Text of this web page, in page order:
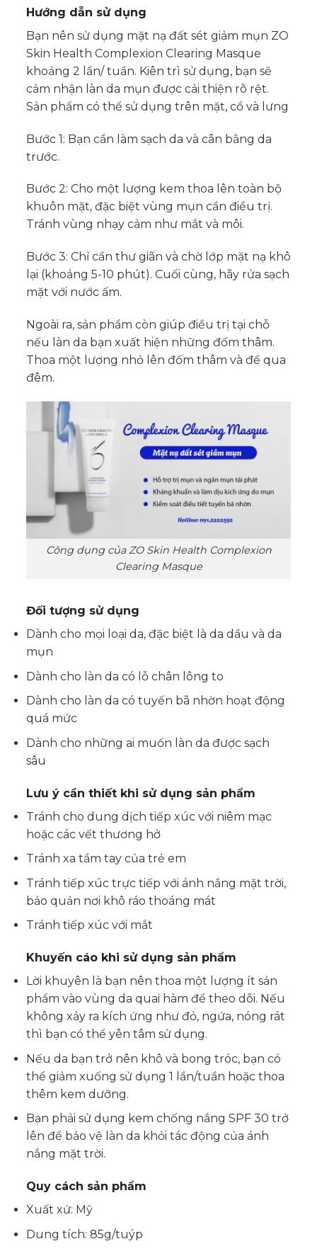
Hướng dẫn sử dụng
Bạn nên sử dụng mặt nạ đất sét giảm mụn ZO
Skin Health Complexion Clearing Masque
khoảng 2 lần/ tuần. Kiên trì sử dụng, bạn sẽ
cảm nhận làn da mụn được cải thiện rõ rệt.
Sản phẩm có thể sử dụng trên mặt, cổ và lưng
Bước 1: Bạn cần làm sạch da và cân bằng da
trước.
Bước 2: Cho một lượng kem thoa lên toàn bộ
khuôn mặt, đặc biệt vùng mụn cần điều trị.
Tránh vùng nhạy cảm như mắt và môi.
Bước 3: Chỉ cần thư giãn và chờ lớp mặt nạ khô
lại (khoảng 5-10 phút). Cuối cùng, hãy rửa sạch
mặt với nước ấm.
Ngoài ra, sản phẩm còn giúp điều trị tại chỗ
nếu làn da bạn xuất hiện những đốm thâm.
Thoa một lượng nhỏ lên đốm thâm và để qua
đêm.
Công dụng của ZO Skin Health Complexion
Clearing Masque
Đối tượng sử dụng
Dành cho mọi loại da, đặc biệt là da dầu và da
mụn
Dành cho làn da có lỗ chân lông to
Dành cho làn da có tuyến bã nhờn hoạt động
quá mức
Dành cho những ai muốn làn da được sạch
sâu
Lưu ý cần thiết khi sử dụng sản phẩm
Tránh cho dung dịch tiếp xúc với niêm mạc
hoặc các vết thương hở
Tránh xa tầm tay của trẻ em
Tránh tiếp xúc trực tiếp với ánh nắng mặt trời,
bảo quản nơi khô ráo thoáng mát
Tránh tiếp xúc với mắt
Khuyến cáo khi sử dụng sản phẩm
Lời khuyên là bạn nên thoa một lượng ít sản
phẩm vào vùng da quai hàm để theo dõi. Nếu
không xảy ra kích ứng như đỏ, ngứa, nóng rát
thì bạn có thể yên tâm sử dụng.
Nếu da bạn trở nên khô và bong tróc, bạn có
thể giảm xuống sử dụng 1 lần/tuần hoặc thoa
thêm kem dưỡng.
Bạn phải sử dụng kem chống nắng SPF 30 trở
lên để bảo vệ làn da khỏi tác động của ánh
nắng mặt trời.
Quy cách sản phẩm
Xuất xứ: Mỹ
Dung tích: 85g/tuýp